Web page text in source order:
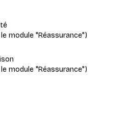
module "Réassurance")
module "Réassurance")